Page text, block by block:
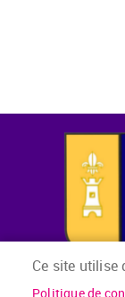
Ce site utilise
Politique de